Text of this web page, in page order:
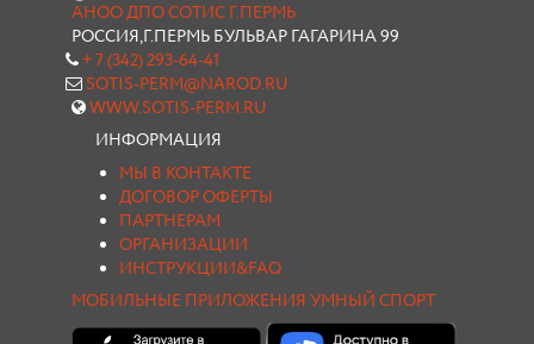
АНОО ДПО СОТИС Г.ПЕРМЬ
РОССИЯ,Г.ПЕРМЬ БУЛЬВАР ГАГАРИНА 99
+ 7 (342) 293-64-41
SOTIS-PERM@NAROD.RU
WWW.SOTIS-PERM.RU
ИНФОРМАЦИЯ
МЫ В КОНТАКТЕ
ДОГОВОР ОФЕРТЫ
ПАРТНЕРАМ
ОРГАНИЗАЦИИ
ИНСТРУКЦИИ&FAQ
МОБИЛЬНЫЕ ПРИЛОЖЕНИЯ УМНЫЙ СПОРТ